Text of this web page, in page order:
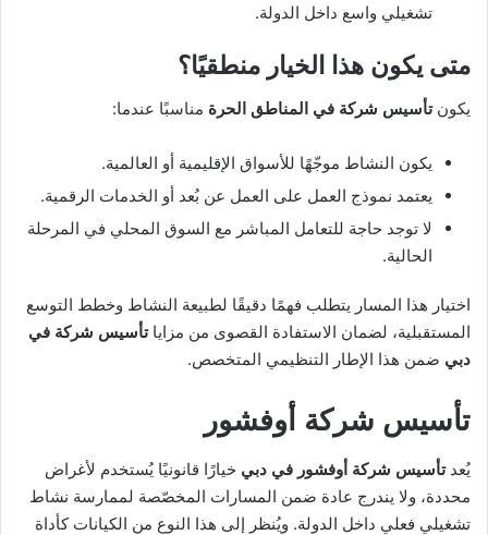
تشغيلي واسع داخل الدولة.
متى يكون هذا الخيار منطقيًا؟
يكونتأسيس شركة في المناطق الحرة مناسبًا عندما:
يكون النشاط موجّهًا للأسواق الإقليمية أو العالمية.
يعتمد نموذج العمل على العمل عن بُعد أو الخدمات الرقمية.
لا توجد حاجة للتعامل المباشر مع السوق المحلي في المرحلة
الحالية.
اختيار هذا المسار يتطلب فهمًا دقيقًا لطبيعة النشاط وخطط التوسع
المستقبلية، لضمان الاستفادة القصوى من مزاياتأسيس شركة في
دبي ضمن هذا الإطار التنظيمي المتخصص.
تأسيس شركة أوفشور
يُعدتأسيس شركة أوفشور في دبي خيارًا قانونيًا يُستخدم لأغراض
محددة، ولا يندرج عادة ضمن المسارات المخصّصة لممارسة نشاط
تشغيلي فعلي داخل الدولة. ويُنظر إلى هذا النوع من الكيانات كأداة